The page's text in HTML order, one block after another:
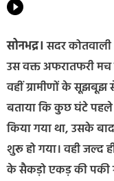
सोनभद्र।सदर कोतवाली
उस वक्त अफरातफरी
वहीं ग्रामीणों के सूझबूझ
बताया कि कुछ घंटे पहले
किया गया था, उसके
शुरू हो गया। वही जल्द
के सैकड़ो एकड़ की पकी